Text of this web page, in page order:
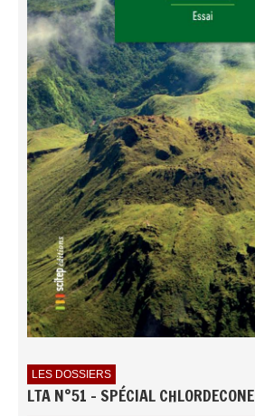
LES DOSSIERS
LTA N°51 - SPÉCIAL CHLORDECONE